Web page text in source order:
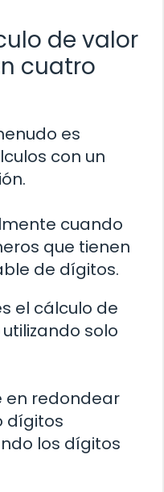
de valor
cuatro
es
con un
cuando
que tienen
de dígitos.
el cálculo de
solo
en redondear
dígitos
los dígitos